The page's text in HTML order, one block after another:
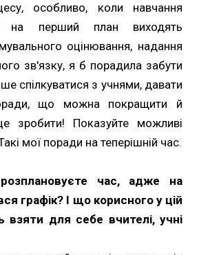
особливо, коли навчання
на перший план виходять
оцінювання, надання
зв'язку, я б порадила забути
спілкуватися з учнями, давати
що можна покращити й
зробити! Показуйте можливі
мої поради на теперішній час.
час, адже на
графік? І що корисного у цій
взяти для себе вчителі, учні